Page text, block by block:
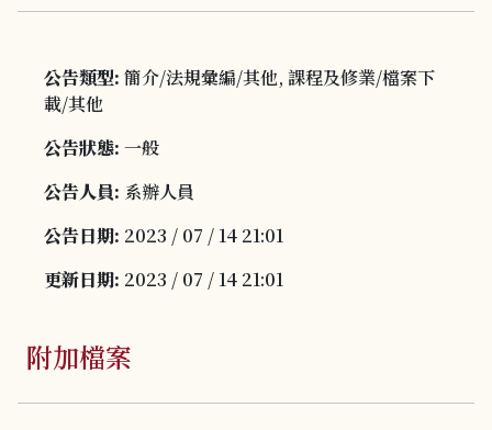
公告類型: 簡介/法規彙編/其他, 課程及修業/檔案下
載/其他
公告狀態: 一般
公告人員: 系辦人員
公告日期: 2023 / 07 / 14 21:01
更新日期: 2023 / 07 / 14 21:01
附加檔案